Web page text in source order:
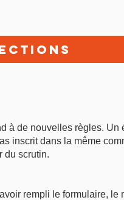
à de nouvelles règles. Un
inscrit dans la même
du scrutin.
rempli le formulaire, le